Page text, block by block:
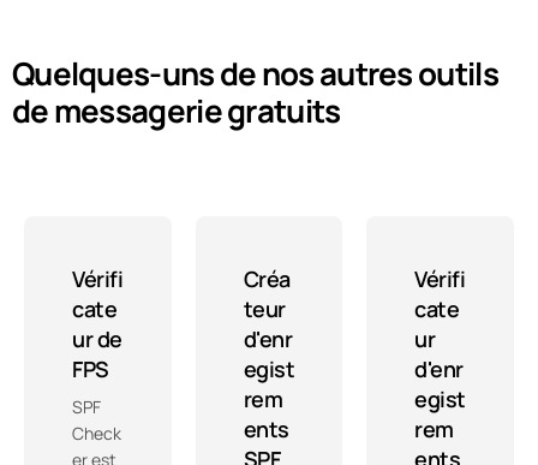
Quelques-uns de nos autres outils
de messagerie gratuits
Vérifi
cate
ur de
FPS
SPF
Check
er est
Créa
teur
d'enr
egist
rem
ents
SPF
Vérifi
cate
ur
d'enr
egist
rem
ents